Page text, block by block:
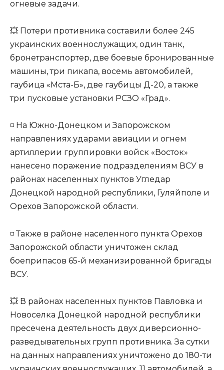
огневые задачи.
💥 Потери противника составили более 245
украинских военнослужащих, один танк,
бронетранспортер, две боевые бронированные
машины, три пикапа, восемь автомобилей,
гаубица «Мста-Б», две гаубицы Д-20, а также
три пусковые установки РСЗО «Град».
◽️ На Южно-Донецком и Запорожском
направлениях ударами авиации и огнем
артиллерии группировки войск «Восток»
нанесено поражение подразделениям ВСУ в
районах населенных пунктов Угледар
Донецкой народной республики, Гуляйполе и
Орехов Запорожской области.
◽️ Также в районе населенного пункта Орехов
Запорожской области уничтожен склад
боеприпасов 65-й механизированной бригады
ВСУ.
💥 В районах населенных пунктов Павловка и
Новоселка Донецкой народной республики
пресечена деятельность двух диверсионно-
разведывательных групп противника. За сутки
на данных направлениях уничтожено до 180-ти